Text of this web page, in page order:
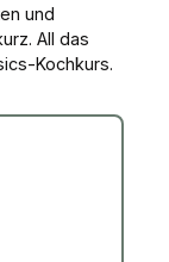
und
All das
Kochkurs.